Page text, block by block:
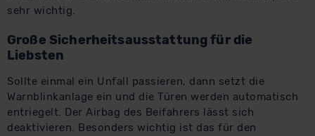
sehr wichtig.
Große Sicherheitsausstattung für die
Liebsten
Sollte einmal ein Unfall passieren, dann setzt die
Warnblinkanlage ein und die Türen werden automatisch
entriegelt. Der Airbag des Beifahrers lässt sich
deaktivieren. Besonders wichtig ist das für den